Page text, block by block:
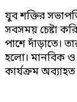
যুব শক্তির
সবসময় চেষ্টা
পাশে দাঁড়াতে।
হলো। মানবিক
কার্যক্রম